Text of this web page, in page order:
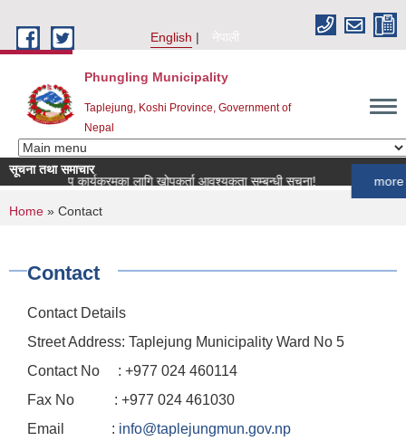
English
नेपाली
Phungling Municipality
Taplejung, Koshi Province, Government of
Nepal
सूचना तथा समाचार
खोप कार्यक्रमका लागि खोपकर्ता आवश्यकता सम्बन्धी सूचना!
more
You are here
Home » Contact
Contact
Contact Details
Street Address: Taplejung Municipality Ward No 5
Contact No : +977 024 460114
Fax No : +977 024 461030
Email : info@taplejungmun.gov.np